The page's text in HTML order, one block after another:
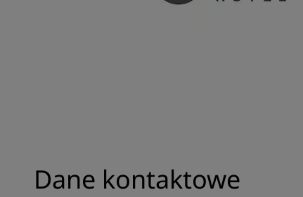
Dane kontaktowe